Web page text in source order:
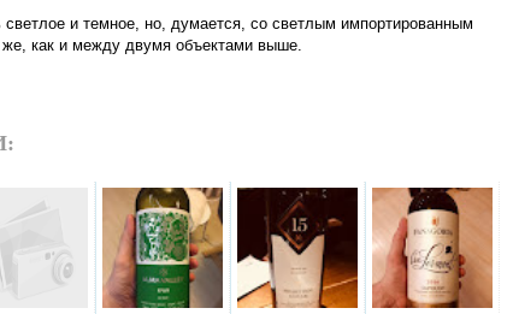
светлое и темное, но, думается, со светлым импортированным
же, как и между двумя объектами выше.